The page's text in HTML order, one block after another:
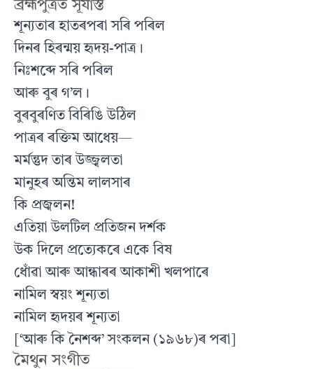
ব্ৰহ্মপুত্ৰত সূর্যাস্ত
শূন্যতাৰ হাতৰপৰা সৰি পৰিল
দিনৰ হিৰন্ময় হৃদয়-পাত্র।
নিঃশব্দে সৰি পৰিল
আৰু বুৰ গ’ল।
বুৰবুৰণিত বিৰিঙি উঠিল
পাত্ৰৰ ৰক্তিম আধেয়—
মর্মন্তুদ তাৰ উজ্জ্বলতা
মানুহৰ অন্তিম লালসাৰ
কি প্রজ্বলন!
এতিয়া উলটিল প্রতিজন দর্শক
উক দিলে প্রত্যেকৰে একে বিষ
ধোঁৱা আৰু আন্ধাৰৰ আকাশী খলপাৰে
নামিল স্বয়ং শূন্যতা
নামিল হৃদয়ৰ শূন্যতা
[‘আৰু কি নৈশব্দ’ সংকলন (১৯৬৮)ৰ পৰা]
মৈথুন সংগীত